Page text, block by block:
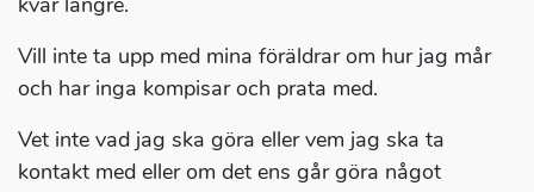
Vill inte ta upp med mina föräldrar om hur jag mår
och har inga kompisar och prata med.
Vet inte vad jag ska göra eller vem jag ska ta
kontakt med eller om det ens går göra något